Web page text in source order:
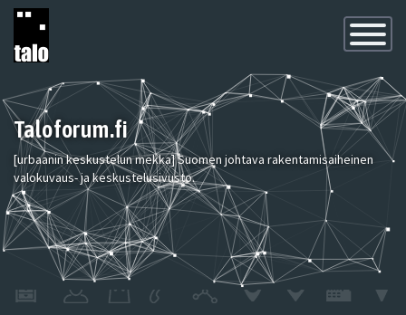
Toggle
Taloforum.fi
[urbaanin keskustelun mekka] Suomen johtava rakentamisaiheinen
valokuvaus- ja keskustelusivusto.